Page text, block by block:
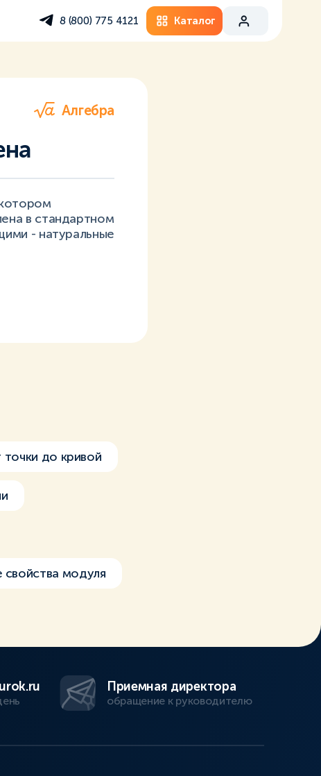
8 (800) 775 4121 Каталог
Алгебра
в стандартном
- натуральные
точки до кривой
модуля
Приемная директора
обращение к руководителю